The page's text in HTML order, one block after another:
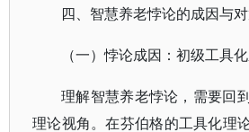
四、智慧养老悖论的成因与
（一）悖论成因：初级工具
理解智慧养老悖论，需要回
理论视角。在芬伯格的工具化理